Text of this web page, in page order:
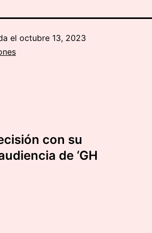
el octubre 13, 2023
con su
de ‘GH